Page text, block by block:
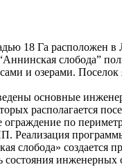
18 Га расположен
слобода”
и озерами. Поселок
основные
располагается
по
Реализация
слобода»
состояния